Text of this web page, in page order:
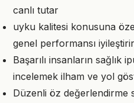
canlı tutar
uyku kalitesi konusuna
genel performansı iyileştirir
Başarılı insanların sağlık
incelemek ilham ve yol
Düzenli öz değerlendirme